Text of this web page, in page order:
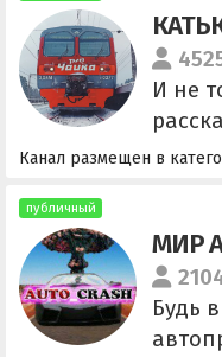
И не
Автор
http://
Канал размещен в
публичный
МИР
Будь